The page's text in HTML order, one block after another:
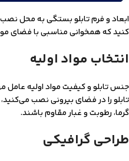
ابعاد و فرم تابلو بستگی به محل نصب و
کنید که همخوانی مناسبی با فضای
انتخاب مواد اولیه
جنس تابلو و کیفیت مواد اولیه عامل
تابلو را در فضای بیرونی نصب می‌کنید،
گرما، رطوبت و غبار مقاوم باشند.
طراحی گرافیکی